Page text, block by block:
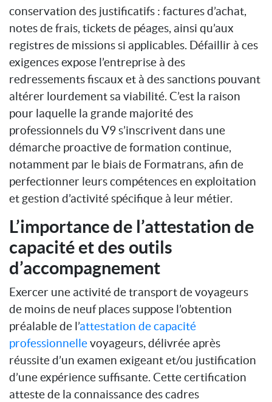
conservation des justificatifs : factures d’achat,
notes de frais, tickets de péages, ainsi qu’aux
registres de missions si applicables. Défaillir à ces
exigences expose l’entreprise à des
redressements fiscaux et à des sanctions pouvant
altérer lourdement sa viabilité. C’est la raison
pour laquelle la grande majorité des
professionnels du V9 s’inscrivent dans une
démarche proactive de formation continue,
notamment par le biais de Formatrans, afin de
perfectionner leurs compétences en exploitation
et gestion d’activité spécifique à leur métier.
L’importance de l’attestation de
capacité et des outils
d’accompagnement
Exercer une activité de transport de voyageurs
de moins de neuf places suppose l’obtention
préalable de l’attestation de capacité
professionnellevoyageurs, délivrée après
réussite d’un examen exigeant et/ou justification
d’une expérience suffisante. Cette certification
atteste de la connaissance des cadres